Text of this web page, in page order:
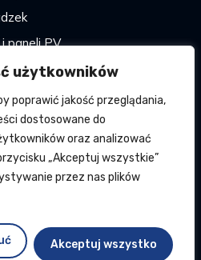
użytkowników
poprawić jakość przeglądania,
dostosowane do
oraz analizować
„Akceptuj wszystkie”
przez nas plików
Akceptuj wszystko
paneli PV
FIRMA SPRZĄTAJĄCA